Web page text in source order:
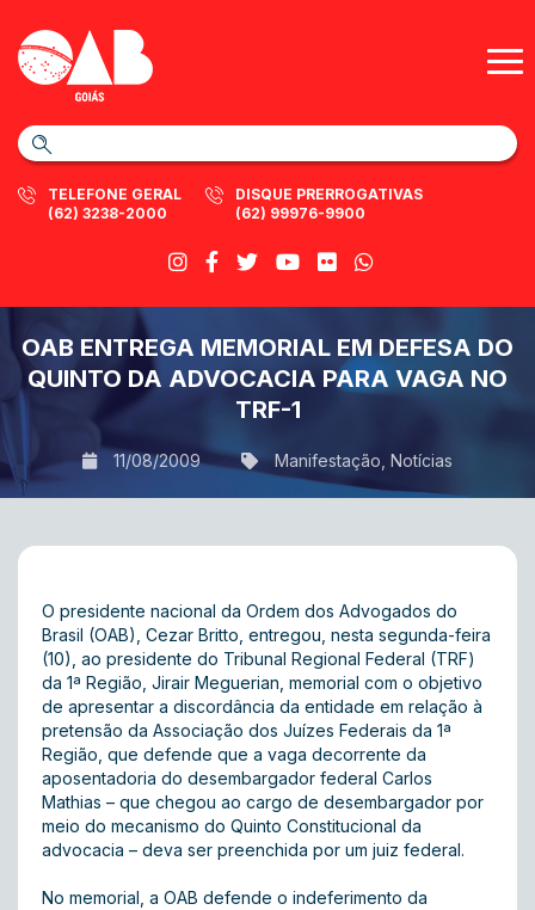
TELEFONE GERAL
(62) 3238-2000
DISQUE PRERROGATIVAS
(62) 99976-9900
OAB ENTREGA MEMORIAL EM DEFESA DO
QUINTO DA ADVOCACIA PARA VAGA NO
TRF-1
11/08/2009 Manifestação Notícias
O presidente nacional da Ordem dos Advogados do
Brasil (OAB), Cezar Britto, entregou, nesta segunda-feira
(10), ao presidente do Tribunal Regional Federal (TRF)
da 1ª Região, Jirair Meguerian, memorial com o objetivo
de apresentar a discordância da entidade em relação à
pretensão da Associação dos Juízes Federais da 1ª
Região, que defende que a vaga decorrente da
aposentadoria do desembargador federal Carlos
Mathias – que chegou ao cargo de desembargador por
meio do mecanismo do Quinto Constitucional da
advocacia – deva ser preenchida por um juiz federal.
No memorial, a OAB defende o indeferimento da